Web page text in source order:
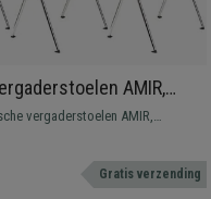
AMIR,
Stapelbaar, Kleur
vergaderstoelen AMIR,
om wachtkamers of
modern karakter te geven.
kleuren.Gratis verzending